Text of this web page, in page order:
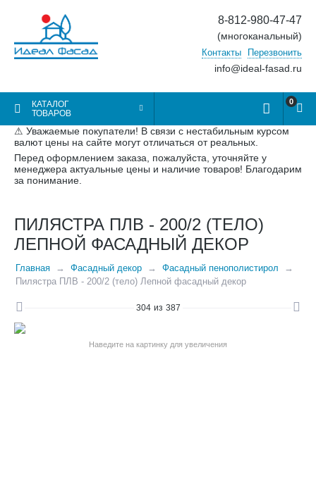
8-812-980-47-47
(многоканальный)
Контакты Перезвонить
info@ideal-fasad.ru
КАТАЛОГ
ТОВАРОВ
0
⚠ Уважаемые покупатели! В связи с нестабильным курсом
валют цены на сайте могут отличаться от реальных.
Перед оформлением заказа, пожалуйста, уточняйте у
менеджера актуальные цены и наличие товаров! Благодарим
за понимание.
ПИЛЯСТРА ПЛВ - 200/2 (ТЕЛО)
ЛЕПНОЙ ФАСАДНЫЙ ДЕКОР
Главная Фасадный декор
Фасадный пенополистирол
Пилястра ПЛВ - 200/2 (тело) Лепной фасадный декор
304 из 387
Наведите на картинку для увеличения